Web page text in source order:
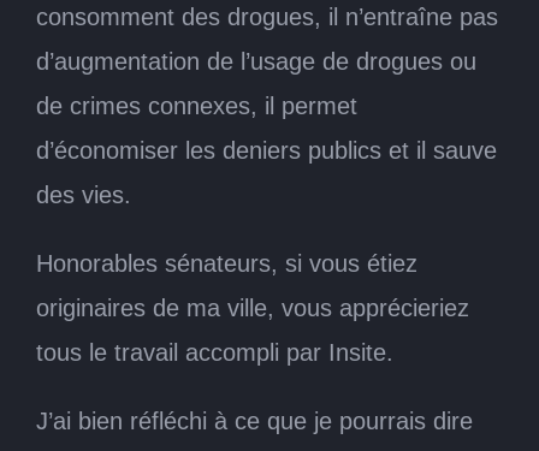
consomment des drogues, il n’entraîne pas
d’augmentation de l’usage de drogues ou
de crimes connexes, il permet
d’économiser les deniers publics et il sauve
des vies.
Honorables sénateurs, si vous étiez
originaires de ma ville, vous apprécieriez
tous le travail accompli par Insite.
J’ai bien réfléchi à ce que je pourrais dire